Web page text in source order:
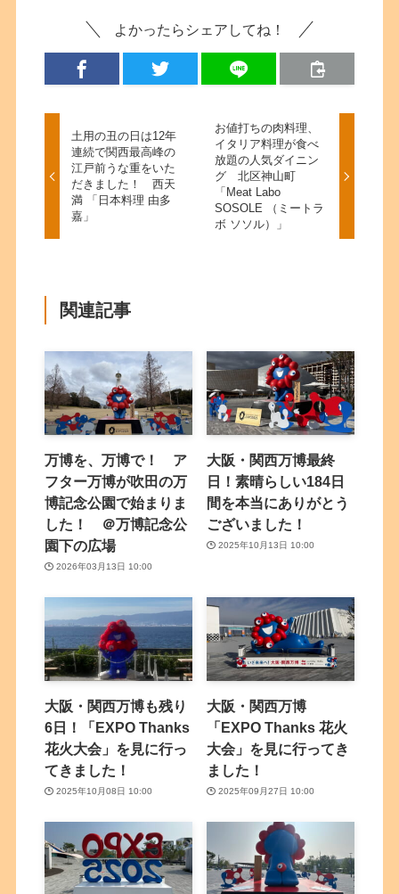
よかったらシェアしてね！
土用の丑の日は12年
連続で関西最高峰の
江戸前うな重をいた
だきました！ 西天
満 「日本料理 由多
嘉」
お値打ちの肉料理、
イタリア料理が食べ
放題の人気ダイニン
グ 北区神山町
「Meat Labo
SOSOLE （ミートラ
ボ ソソル）」
関連記事
万博を、万博で！ ア
フター万博が吹田の万
博記念公園で始まりま
した！ ＠万博記念公
園下の広場
2026年03月13日 10:00
大阪・関西万博最終
日！素晴らしい184日
間を本当にありがとう
ございました！
2025年10月13日 10:00
大阪・関西万博も残り
6日！「EXPO Thanks
花火大会」を見に行っ
てきました！
2025年10月08日 10:00
大阪・関西万博
「EXPO Thanks 花火
大会」を見に行ってき
ました！
2025年09月27日 10:00